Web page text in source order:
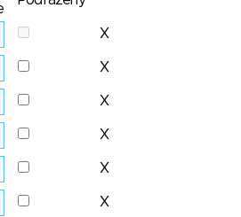
X
X
X
X
X
X